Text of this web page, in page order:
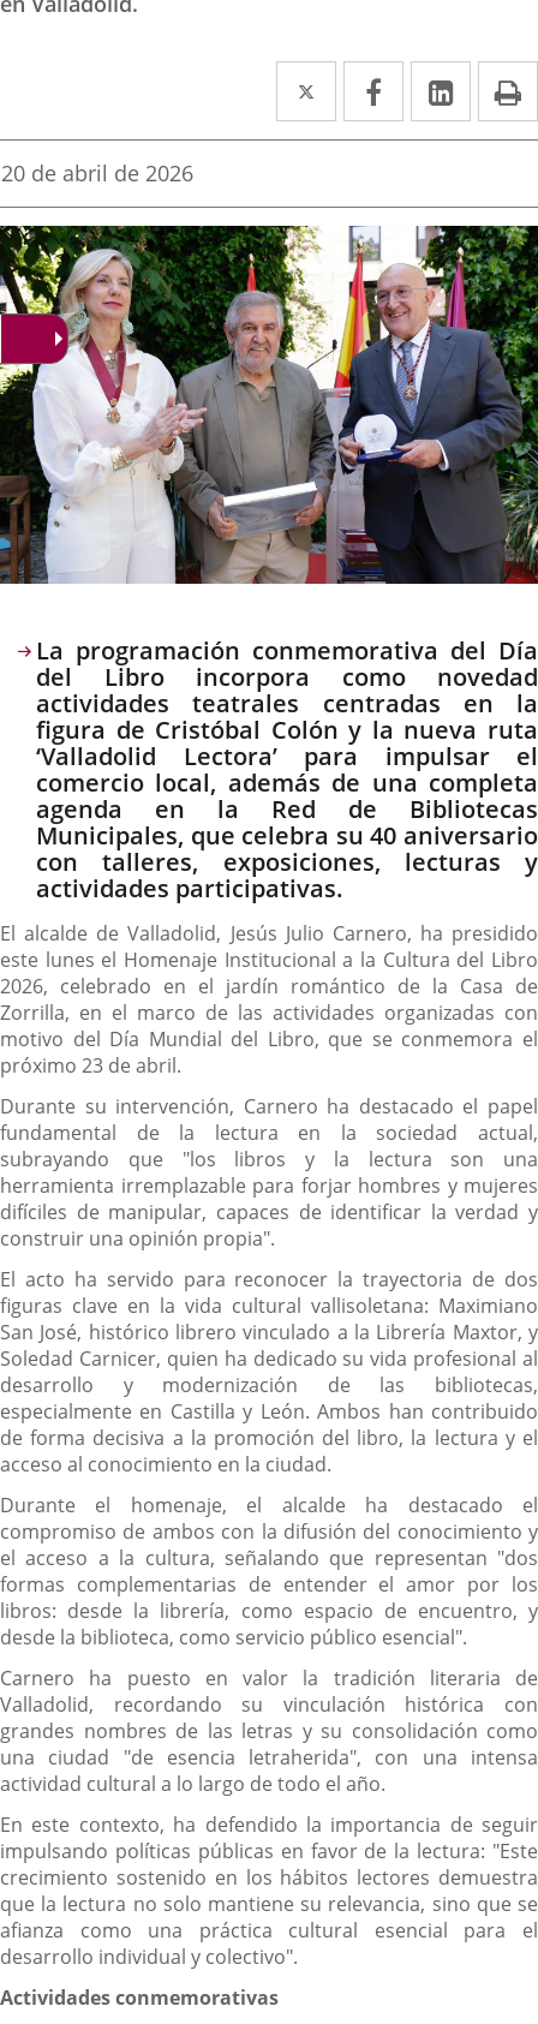
Twitter
Enlace
a
aplicación
externa.
Facebook
Enlace
a
aplicación
externa.
Enlace
a
Fecha
la
noticia
20 de abril de 2026
Descripción
La programación conmemorativa del Día
del Libro incorpora como novedad
actividades teatrales centradas en la
figura de Cristóbal Colón y la nueva ruta
‘Valladolid Lectora’ para impulsar el
comercio local, además de una completa
agenda en la Red de Bibliotecas
Municipales, que celebra su 40 aniversario
con talleres, exposiciones, lecturas y
actividades participativas.
El alcalde de Valladolid, Jesús Julio Carnero, ha presidido
este lunes el Homenaje Institucional a la Cultura del Libro
2026, celebrado en el jardín romántico de la Casa de
Zorrilla, en el marco de las actividades organizadas con
motivo del Día Mundial del Libro, que se conmemora el
próximo 23 de abril.
Durante su intervención, Carnero ha destacado el papel
fundamental de la lectura en la sociedad actual,
subrayando que "los libros y la lectura son una
herramienta irremplazable para forjar hombres y mujeres
difíciles de manipular, capaces de identificar la verdad y
construir una opinión propia".
El acto ha servido para reconocer la trayectoria de dos
figuras clave en la vida cultural vallisoletana: Maximiano
San José, histórico librero vinculado a la Librería Maxtor, y
Soledad Carnicer, quien ha dedicado su vida profesional al
desarrollo y modernización de las bibliotecas,
especialmente en Castilla y León. Ambos han contribuido
de forma decisiva a la promoción del libro, la lectura y el
acceso al conocimiento en la ciudad.
Durante el homenaje, el alcalde ha destacado el
compromiso de ambos con la difusión del conocimiento y
el acceso a la cultura, señalando que representan "dos
formas complementarias de entender el amor por los
libros: desde la librería, como espacio de encuentro, y
desde la biblioteca, como servicio público esencial".
Carnero ha puesto en valor la tradición literaria de
Valladolid, recordando su vinculación histórica con
grandes nombres de las letras y su consolidación como
una ciudad "de esencia letraherida", con una intensa
actividad cultural a lo largo de todo el año.
En este contexto, ha defendido la importancia de seguir
impulsando políticas públicas en favor de la lectura: "Este
crecimiento sostenido en los hábitos lectores demuestra
que la lectura no solo mantiene su relevancia, sino que se
afianza como una práctica cultural esencial para el
desarrollo individual y colectivo".
Actividades conmemorativas